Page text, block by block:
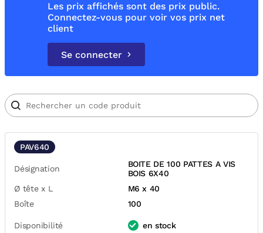
Les prix affichés sont des prix public.
Connectez-vous pour voir vos prix net
client
Se connecter
PAV640
Désignation
BOITE DE 100 PATTES A VIS
BOIS 6X40
Ø tête x L
M6 x 40
Boîte
100
Disponibilité en stock